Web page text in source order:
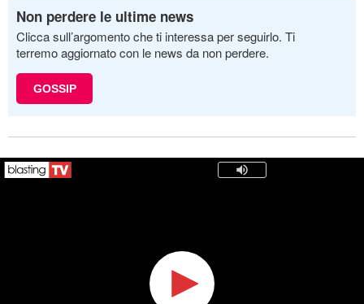
Non perdere le ultime news
Clicca sull’argomento che ti interessa per seguirlo. Ti
terremo aggiornato con le news da non perdere.
GOSSIP